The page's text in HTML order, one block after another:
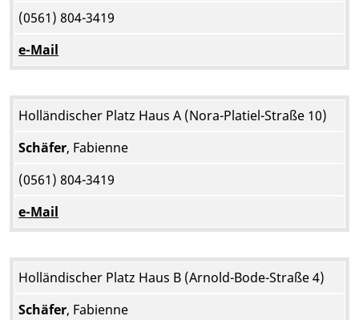
(0561) 804-3419
e-Mail
Holländischer Platz Haus A (Nora-Platiel-Straße 10)
Schäfer, Fabienne
(0561) 804-3419
e-Mail
Holländischer Platz Haus B (Arnold-Bode-Straße 4)
Schäfer, Fabienne